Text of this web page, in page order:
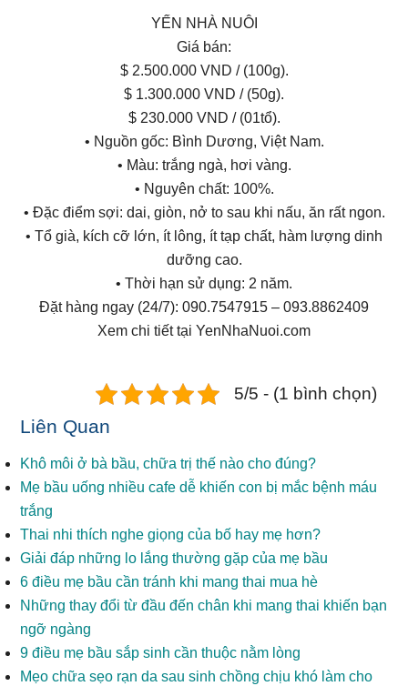
YẾN NHÀ NUÔI
Giá bán:
$ 2.500.000 VND / (100g).
$ 1.300.000 VND / (50g).
$ 230.000 VND / (01tổ).
• Nguồn gốc: Bình Dương, Việt Nam.
• Màu: trắng ngà, hơi vàng.
• Nguyên chất: 100%.
• Đặc điểm sợi: dai, giòn, nở to sau khi nấu, ăn rất ngon.
• Tổ già, kích cỡ lớn, ít lông, ít tạp chất, hàm lượng dinh
dưỡng cao.
• Thời hạn sử dụng: 2 năm.
Đặt hàng ngay (24/7): 090.7547915 – 093.8862409
Xem chi tiết tại YenNhaNuoi.com
5/5 - (1 bình chọn)
Liên Quan
Khô môi ở bà bầu, chữa trị thế nào cho đúng?
Mẹ bầu uống nhiều cafe dễ khiến con bị mắc bệnh máu
trắng
Thai nhi thích nghe giọng của bố hay mẹ hơn?
Giải đáp những lo lắng thường gặp của mẹ bầu
6 điều mẹ bầu cần tránh khi mang thai mua hè
Những thay đổi từ đầu đến chân khi mang thai khiến bạn
ngỡ ngàng
9 điều mẹ bầu sắp sinh cần thuộc nằm lòng
Mẹo chữa sẹo rạn da sau sinh chồng chịu khó làm cho